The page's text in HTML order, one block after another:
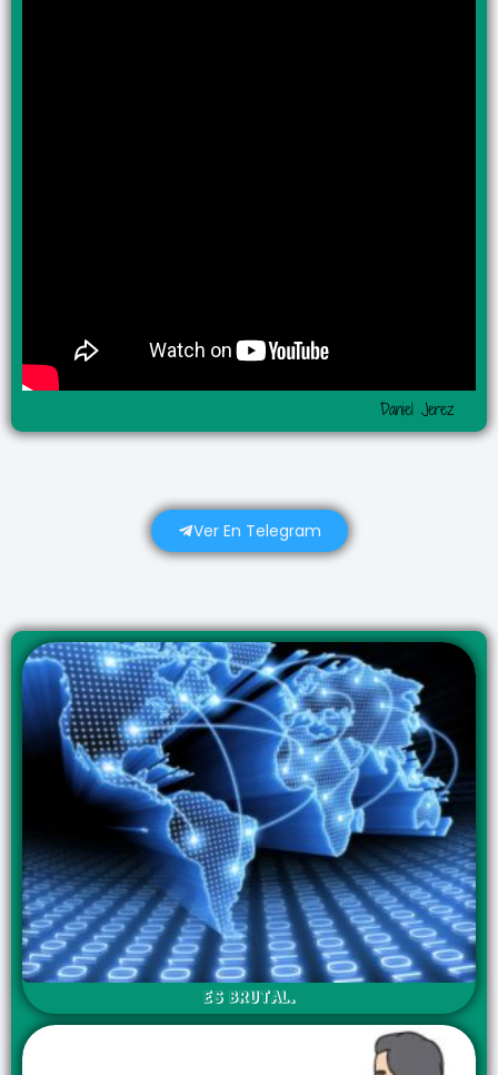
Daniel Jerez
Ver En Telegram
ES BRUTAL.